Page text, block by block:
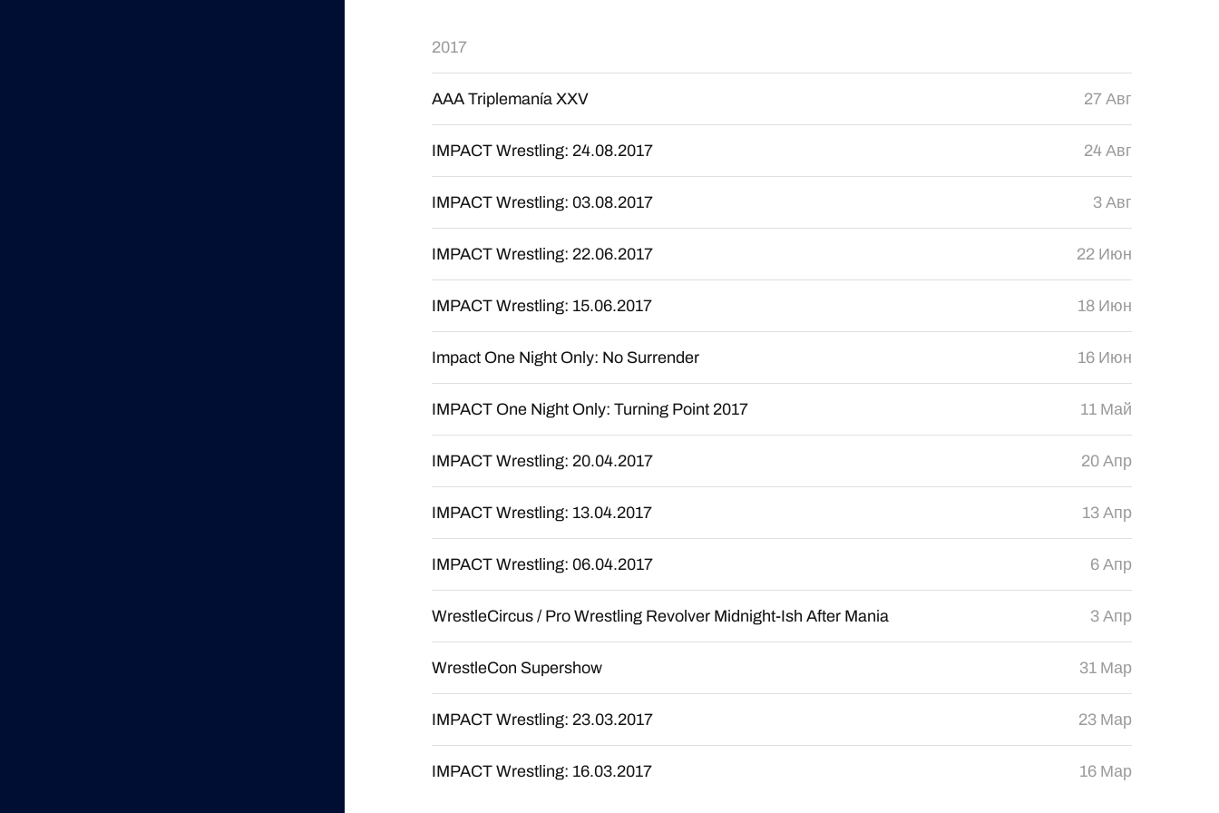
2017
AAA Triplemanía XXV 27 Авг
IMPACT Wrestling: 24.08.2017 24 Авг
IMPACT Wrestling: 03.08.2017 3 Авг
IMPACT Wrestling: 22.06.2017 22 Июн
IMPACT Wrestling: 15.06.2017 18 Июн
Impact One Night Only: No Surrender 16 Июн
IMPACT One Night Only: Turning Point 2017 11 Май
IMPACT Wrestling: 20.04.2017 20 Апр
IMPACT Wrestling: 13.04.2017 13 Апр
IMPACT Wrestling: 06.04.2017 6 Апр
WrestleCircus / Pro Wrestling Revolver Midnight-Ish After Mania 3 Апр
WrestleCon Supershow 31 Мар
IMPACT Wrestling: 23.03.2017 23 Мар
IMPACT Wrestling: 16.03.2017 16 Мар